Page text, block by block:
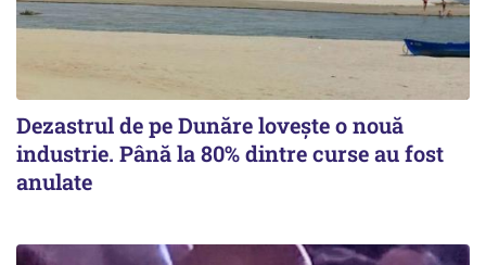
Dezastrul de pe Dunăre lovește o nouă
industrie. Până la 80% dintre curse au fost
anulate